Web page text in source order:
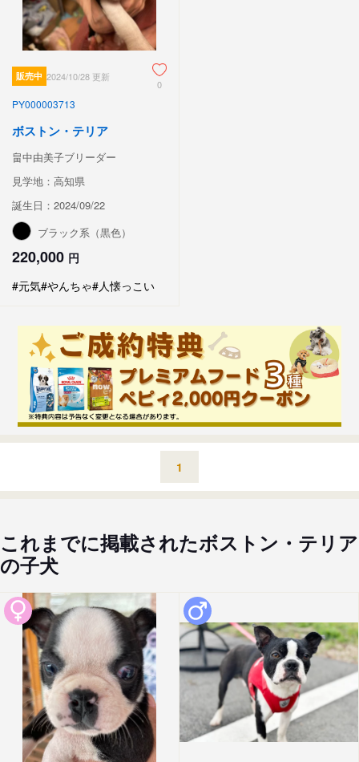
販売中 2024/10/28 更新
0
PY000003713
ボストン・テリア
畠中由美子ブリーダー
見学地：高知県
誕生日：2024/09/22
ブラック系（黒色）
220,000 円
#元気#やんちゃ#人懐っこい
1
これまでに掲載されたボストン・テリア
の子犬